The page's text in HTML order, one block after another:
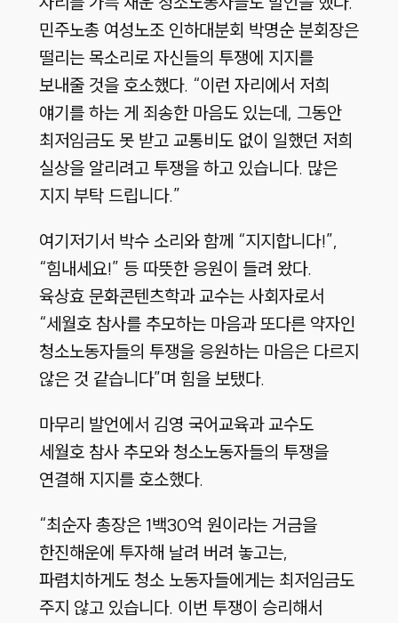
민주노총 여성노조 인하대분회 박명순 분회장은
떨리는 목소리로 자신들의 투쟁에 지지를
보내줄 것을 호소했다. “이런 자리에서 저희
얘기를 하는 게 죄송한 마음도 있는데, 그동안
최저임금도 못 받고 교통비도 없이 일했던 저희
실상을 알리려고 투쟁을 하고 있습니다. 많은
지지 부탁 드립니다.”
여기저기서 박수 소리와 함께 “지지합니다!”,
“힘내세요!” 등 따뜻한 응원이 들려 왔다.
육상효 문화콘텐츠학과 교수는 사회자로서
“세월호 참사를 추모하는 마음과 또다른 약자인
청소노동자들의 투쟁을 응원하는 마음은 다르지
않은 것 같습니다”며 힘을 보탰다.
마무리 발언에서 김영 국어교육과 교수도
세월호 참사 추모와 청소노동자들의 투쟁을
연결해 지지를 호소했다.
“최순자 총장은 1백30억 원이라는 거금을
한진해운에 투자해 날려 버려 놓고는,
파렴치하게도 청소 노동자들에게는 최저임금도
주지 않고 있습니다. 이번 투쟁이 승리해서